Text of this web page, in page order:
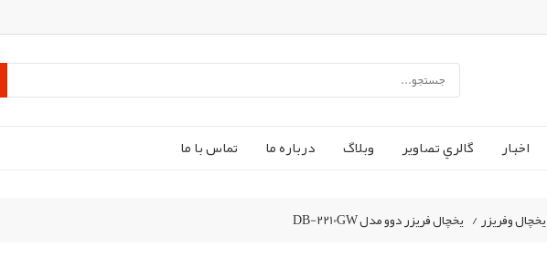
اخبار گالري تصاوير وبلاگ درباره ما تماس با ما
یخچال وفریزر/ یخچال فریزر دوو مدل DB-2210GW